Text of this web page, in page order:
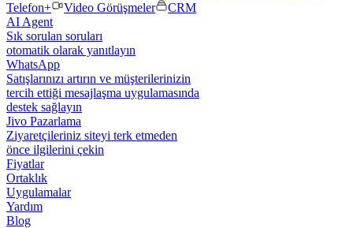
Telefon+
Video Görüşmeler
CRM
AI Agent
Sık sorulan soruları
otomatik olarak yanıtlayın
WhatsApp
Satışlarınızı artırın ve müşterilerinizin
tercih ettiği mesajlaşma uygulamasında
destek sağlayın
Jivo Pazarlama
Ziyaretçileriniz siteyi terk etmeden
önce ilgilerini çekin
Fiyatlar
Ortaklık
Uygulamalar
Yardım
Blog